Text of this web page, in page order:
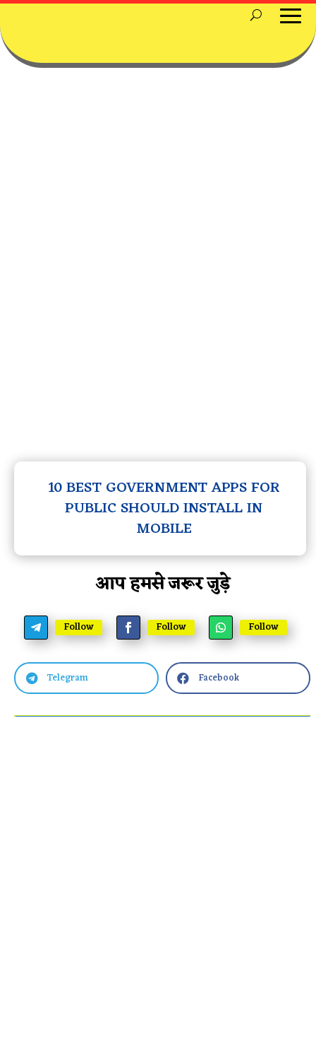
10 BEST GOVERNMENT APPS FOR
PUBLIC SHOULD INSTALL IN
MOBILE
आप हमसे जरूर जुड़े
Follow Follow Follow
 Telegram  Facebook